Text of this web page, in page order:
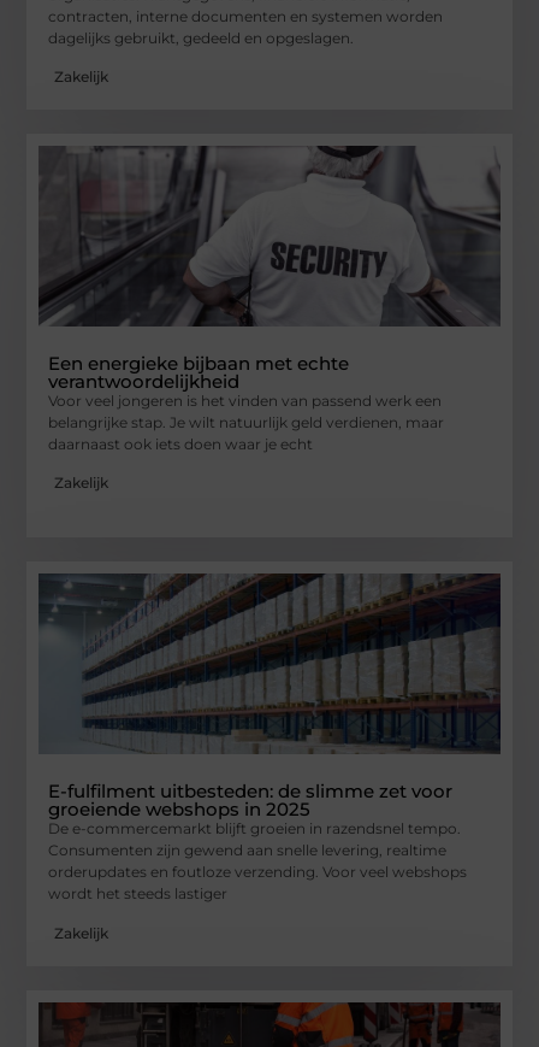
contracten, interne documenten en systemen worden
dagelijks gebruikt, gedeeld en opgeslagen.
Zakelijk
Een energieke bijbaan met echte
verantwoordelijkheid
Voor veel jongeren is het vinden van passend werk een
belangrijke stap. Je wilt natuurlijk geld verdienen, maar
daarnaast ook iets doen waar je echt
Zakelijk
E-fulfilment uitbesteden: de slimme zet voor
groeiende webshops in 2025
De e-commercemarkt blijft groeien in razendsnel tempo.
Consumenten zijn gewend aan snelle levering, realtime
orderupdates en foutloze verzending. Voor veel webshops
wordt het steeds lastiger
Zakelijk